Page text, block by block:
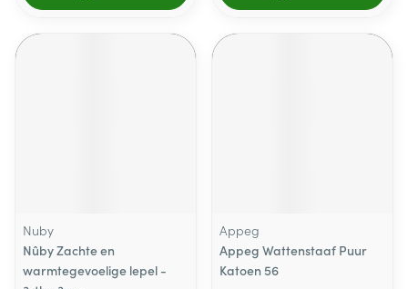
Nuby
Nûby Zachte en
warmtegevoelige lepel -
Appeg
Appeg Wattenstaaf Puur
Katoen 56